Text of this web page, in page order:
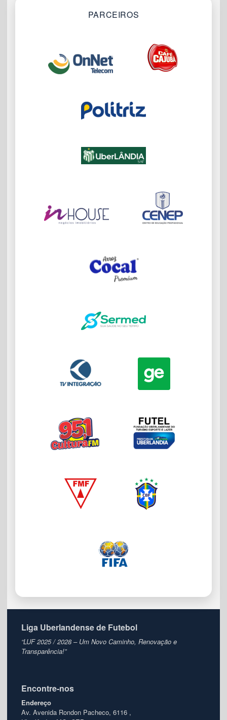
PARCEIROS
Liga Uberlandense de Futebol
“LUF 2025 / 2028 – Um Novo Caminho, Renovação e
Transparência!”
Encontre-nos
Endereço
Av. Avenida Rondon Pacheco, 6116 ,